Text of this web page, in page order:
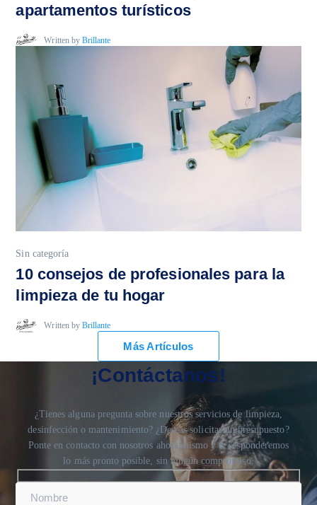
apartamentos turísticos
Written by Brillante
Sin categoría
10 consejos de profesionales para la
limpieza de tu hogar
Written by Brillante
Más Artículos
¡Contáctanos!
¿Tienes alguna pregunta sobre nuestros servicios de limpieza,
desinfección o mantenimiento? ¿Deseas solicitar un presupuesto?
Ponte en contacto con nosotros ahora mismo y te responderemos
lo más pronto posible, sin ningún compromiso.